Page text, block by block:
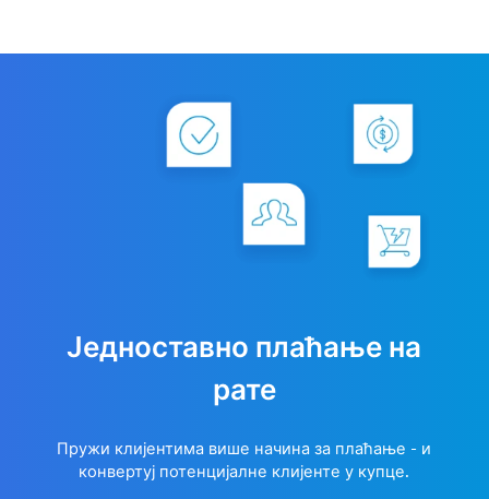
Једноставно плаћање на
рате
Пружи клијентима више начина за плаћање - и
конвертуј потенцијалне клијенте у купце.